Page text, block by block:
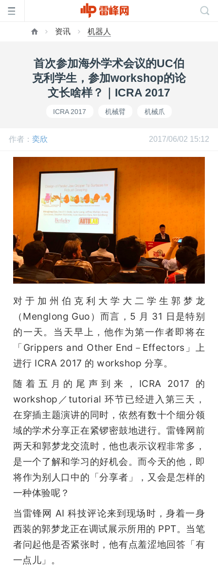
页
开
课
活
动
中
心
GAIR
题
爱
搞
机
资讯 机器人
首次参加海外学术会议的UC伯
克利学生，参加workshop的论
文长啥样？｜ICRA 2017
ICRA 2017 机械臂 机械爪
作者： 奕欣 2017/06/02 15:12
对于加州伯克利大学大二学生郭梦龙
（Menglong Guo）而言，5 月 31 日是特别
的一天。当天早上，他作为第一作者即将在
「Grippers and Other End－Effectors」上
进行 ICRA 2017 的 workshop 分享。
随着五月的尾声到来，ICRA 2017 的
workshop／tutorial 环节已经进入第三天，
在穿插主题演讲的同时，依然有数十个细分领
域的学术分享正在紧锣密鼓地进行。雷锋网前
两天和郭梦龙交流时，他也表示议程非常多，
是一个了解和学习的好机会。而今天的他，即
将作为别人口中的「分享者」，又会是怎样的
一种体验呢？
当雷锋网 AI 科技评论来到现场时，身着一身
西装的郭梦龙正在调试展示所用的 PPT。当笔
者问起他是否紧张时，他有点羞涩地回答「有
一点儿」。